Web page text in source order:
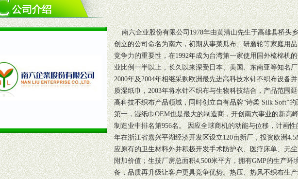
南六企业股份有限公司1978年由黄清山先生于高雄县桥头
创立的公司命名为南六，初期从事菜瓜布、研磨轮等家庭用
竞争力的重要性，在1992年成为台湾第一家使用国外梳棉机
业比例一半以上，长久以来深受日本、美国、东南亚等知名
2000年及2004年相继采购欧洲最先进高科技水针不织布设备
质湿纸巾，2003年将水针不织布与生物科技结合，产品范围
高科技不织布产品领域，同时创立自有品牌”诗柔 Silk Soft”
第一，湿纸巾OEM也是最大的制造商，开创南六事业的新高
制造业中排名第956名。 因应全球商机的动能与位移，计画
年在浙江省嘉兴平湖经济开发区设立120亩新厂，投资欧洲
应原有的卫生材料外并积极开发手术防护衣、医疗床单、无
附加价值；生技厂房总面积4,500米平方，拥有GMP的生产
备，品质再升级让客户更具竞争优势。热压、热风不织布生